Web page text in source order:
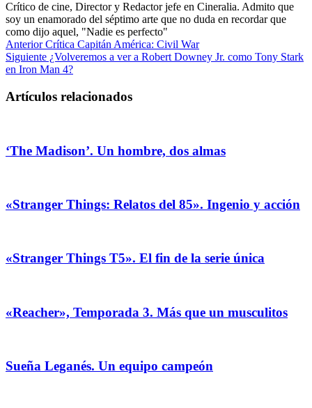
Crítico de cine, Director y Redactor jefe en Cineralia. Admito que
soy un enamorado del séptimo arte que no duda en recordar que
como dijo aquel, "Nadie es perfecto"
AnteriorCrítica Capitán América: Civil War
Siguiente ¿Volveremos a ver a Robert Downey Jr. como Tony Stark
en Iron Man 4?
Artículos relacionados
‘The Madison’. Un hombre, dos almas
«Stranger Things: Relatos del 85». Ingenio y acción
«Stranger Things T5». El fin de la serie única
«Reacher», Temporada 3. Más que un musculitos
Sueña Leganés. Un equipo campeón